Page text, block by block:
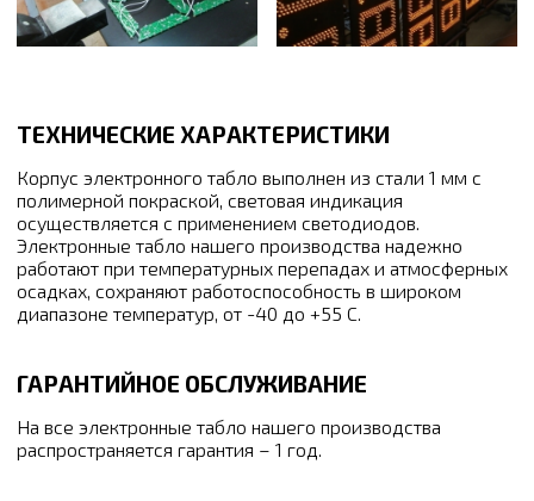
ТЕХНИЧЕСКИЕ ХАРАКТЕРИСТИКИ
Корпус электронного табло выполнен из стали 1 мм с
полимерной покраской, световая индикация
осуществляется с применением светодиодов.
Электронные табло нашего производства надежно
работают при температурных перепадах и атмосферных
осадках, сохраняют работоспособность в широком
диапазоне температур, от -40 до +55 С.
ГАРАНТИЙНОЕ ОБСЛУЖИВАНИЕ
На все электронные табло нашего производства
распространяется гарантия – 1 год.